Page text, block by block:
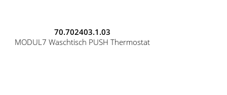
70.702403.1.03
MODUL7 Waschtisch PUSH Thermostat